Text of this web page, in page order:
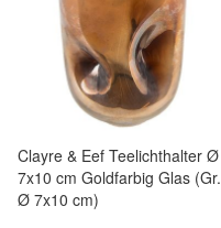
Clayre & Eef Teelichthalter Ø
7x10 cm Goldfarbig Glas (Gr.
Ø 7x10 cm)